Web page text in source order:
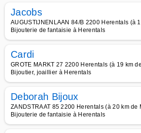
Jacobs
AUGUSTIJNENLAAN 84/B 2200 Herentals (à
Bijouterie de fantaisie à Herentals
Cardi
GROTE MARKT 27 2200 Herentals (à 19 km
Bijoutier, joaillier à Herentals
Deborah Bijoux
ZANDSTRAAT 85 2200 Herentals (à 20 km de
Bijouterie de fantaisie à Herentals